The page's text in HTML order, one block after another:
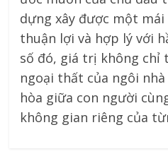
dựng xây được một
thuận lợi và hợp lý với
số đó, giá trị không
ngoại thất của ngôi
hòa giữa con người
không gian riêng của